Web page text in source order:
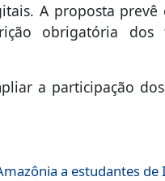
A proposta prevê
obrigatória dos
a participação
a estudantes de